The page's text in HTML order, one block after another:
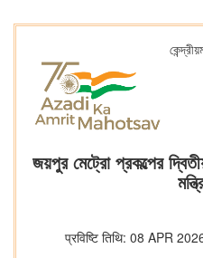
জয়পুর মেট্রো প্রকল্পের
प्रविष्टि तिथि: 08 APR